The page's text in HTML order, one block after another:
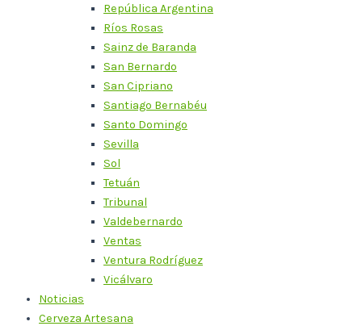
República Argentina
Ríos Rosas
Sainz de Baranda
San Bernardo
San Cipriano
Santiago Bernabéu
Santo Domingo
Sevilla
Sol
Tetuán
Tribunal
Valdebernardo
Ventas
Ventura Rodríguez
Vicálvaro
Noticias
Cerveza Artesana